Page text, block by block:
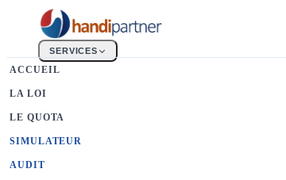
SERVICES
ACCUEIL
LA LOI
LE QUOTA
SIMULATEUR
AUDIT